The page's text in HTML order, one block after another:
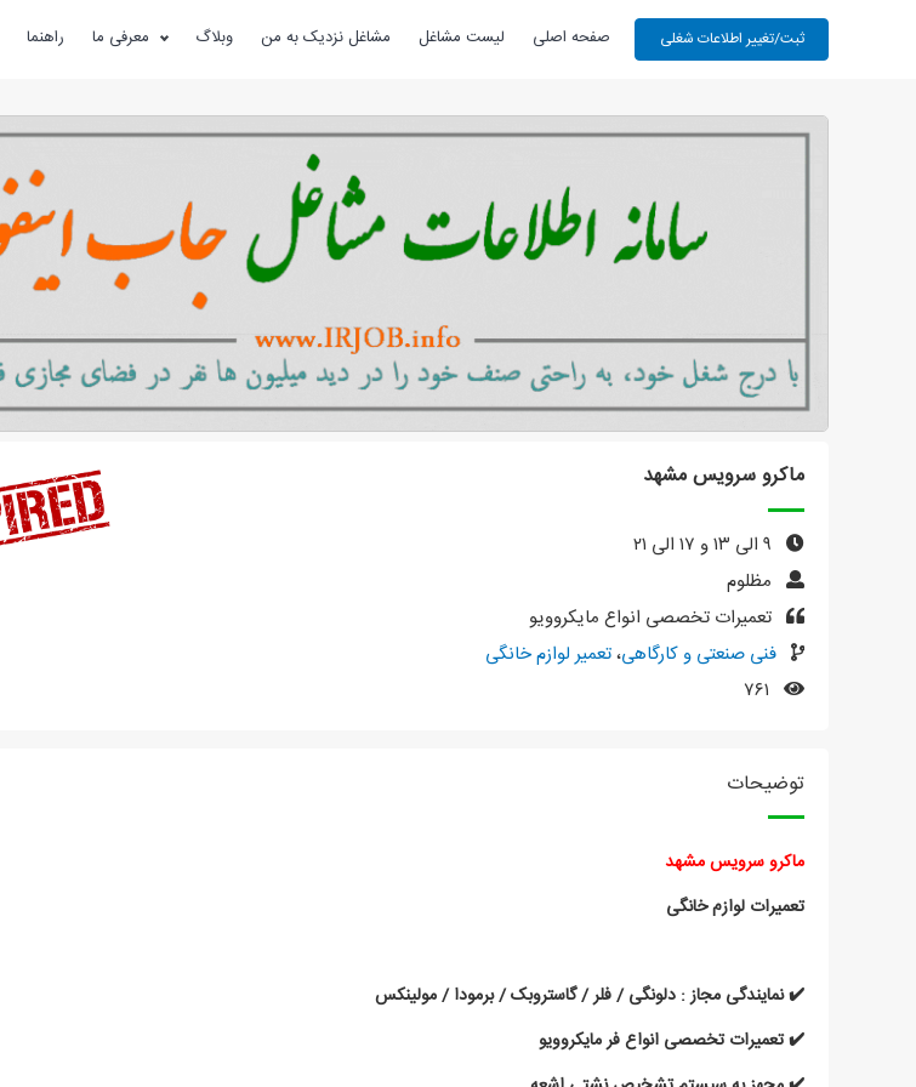
صفحه اصلی لیست مشاغل مشاغل نزدیک به من وبلاگ معرفی ما راهنما
ماکرو سرویس مشهد
مظلوم
تعمیرات تخصصی انواع مایکروویو
فنی صنعتی و کارگاهی،تعمیر لوازم خانگی
توضیحات
ماکرو سرویس مشهد
تعمیرات لوازم خانگی
✔️ نمایندگی مجاز : دلونگی / فلر / گاستروبک / برمودا / مولینکس
✔️ تعمیرات تخصصی انواع فر مایکروویو